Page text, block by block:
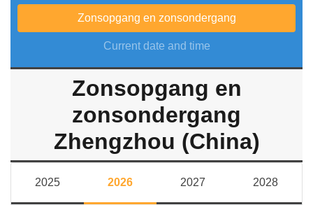
Zonsopgang en zonsondergang
Current date and time
Zonsopgang en
zonsondergang
Zhengzhou (China)
2025 2026 2027 2028